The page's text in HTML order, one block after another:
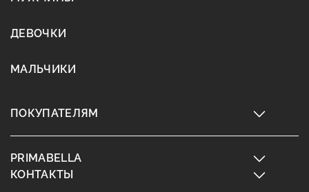
ДЕВОЧКИ
МАЛЬЧИКИ
ПОКУПАТЕЛЯМ
PRIMABELLA
КОНТАКТЫ